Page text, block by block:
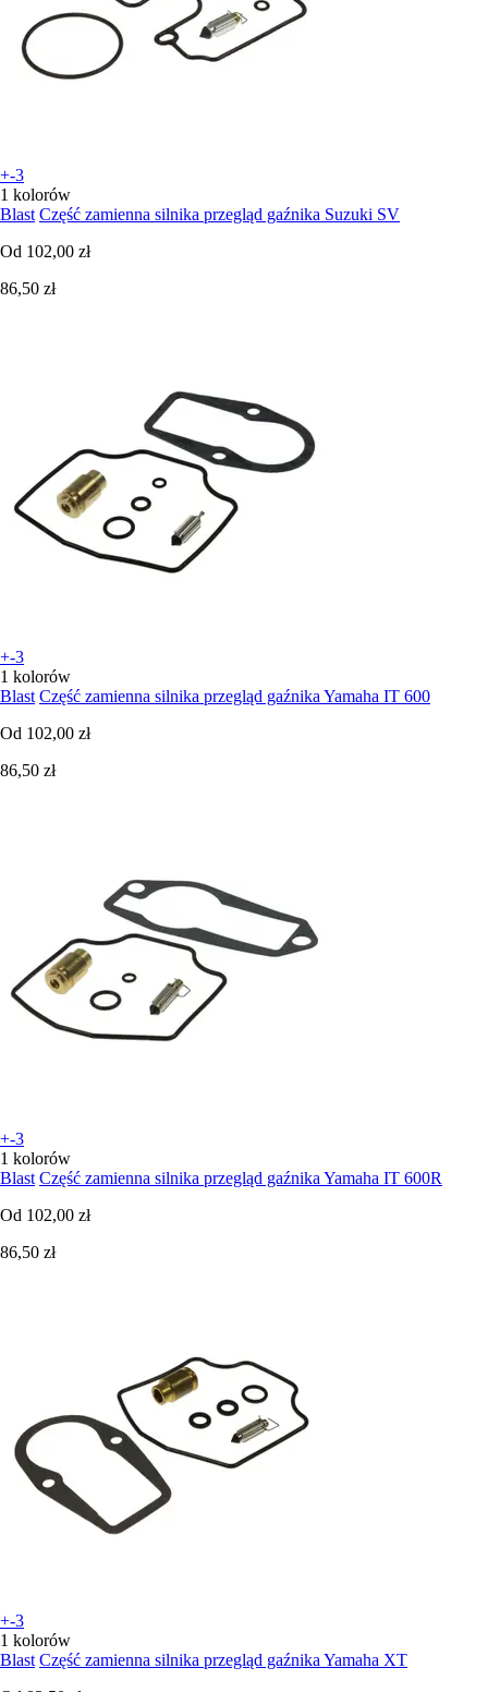
+-3
1 kolorów
Blast Część zamienna silnika przegląd gaźnika Suzuki SV
Od 102,00 zł
86,50 zł
+-3
1 kolorów
Blast Część zamienna silnika przegląd gaźnika Yamaha IT 600
Od 102,00 zł
86,50 zł
+-3
1 kolorów
Blast Część zamienna silnika przegląd gaźnika Yamaha IT 600R
Od 102,00 zł
86,50 zł
+-3
1 kolorów
Blast Część zamienna silnika przegląd gaźnika Yamaha XT